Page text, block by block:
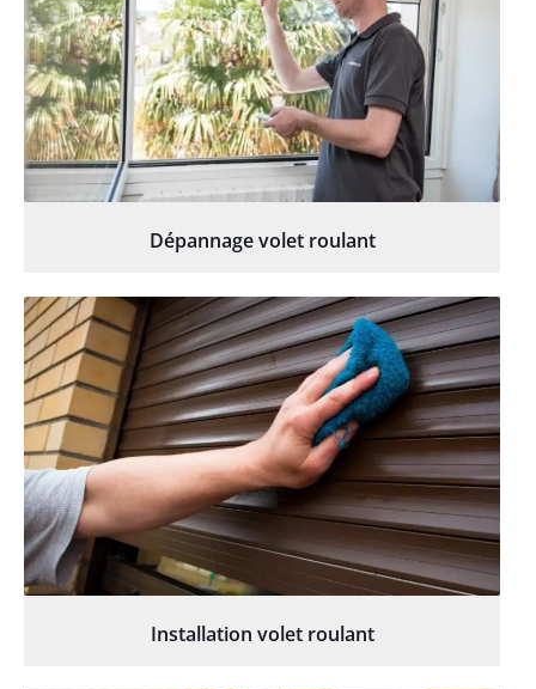
Dépannage volet roulant
Installation volet roulant